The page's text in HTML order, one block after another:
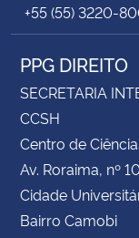
+55 (55) 3220-
PPG DIREITO
SECRETARIA
CCSH
Centro de
Av. Roraima, nº
Cidade
Bairro Camobi